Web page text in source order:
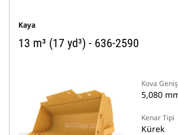
Kaya
13 m³ (17 yd³) - 636-2590
Kova
5,080
Kenar Tipi
Kürek